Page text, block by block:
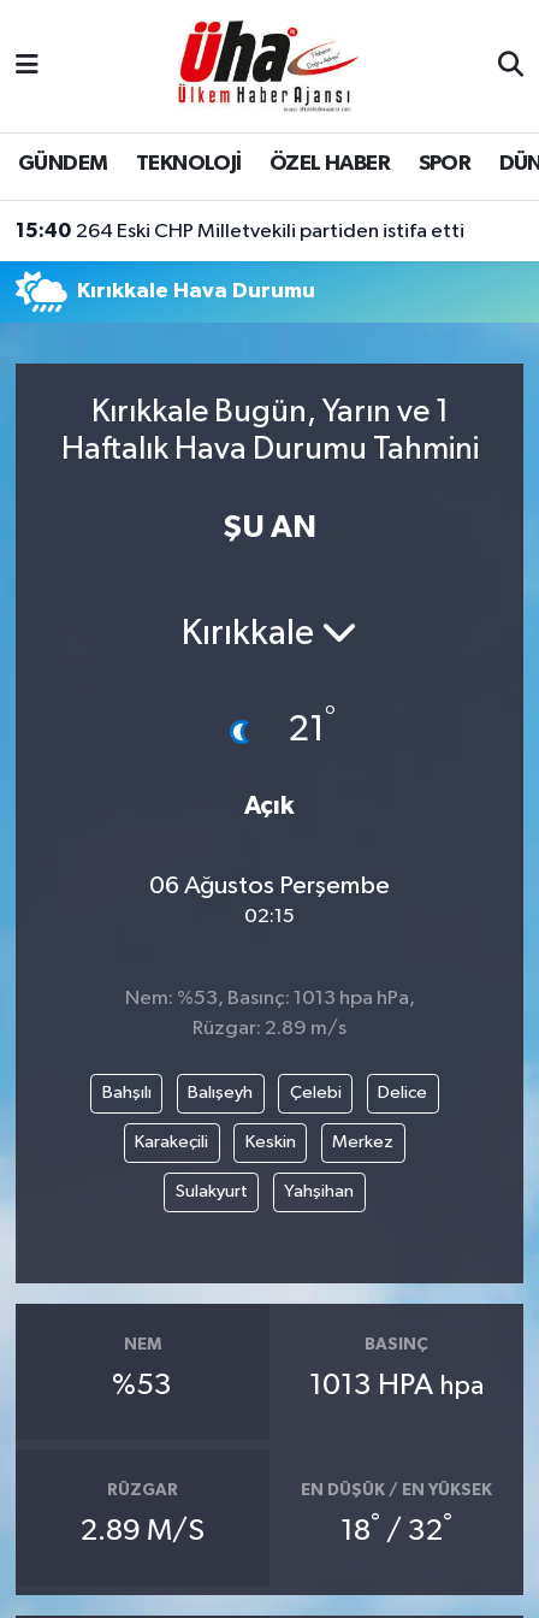
GÜNDEM TEKNOLOJİ ÖZEL HABER SPOR
15:40 264 Eski CHP Milletvekili partiden istifa etti
Kırıkkale Hava Durumu
Kırıkkale Bugün, Yarın ve 1
Haftalık Hava Durumu Tahmini
ŞU AN
Kırıkkale
21 °
Açık
06 Ağustos Perşembe
02:15
Nem: %53, Basınç: 1013 hpa hPa,
Rüzgar: 2.89 m/s
Bahşılı Balışeyh Çelebi Delice
Karakeçili Keskin Merkez
Sulakyurt Yahşihan
NEM
%53
BASINÇ
1013 HPA hpa
RÜZGAR
2.89 M/S
EN DÜŞÜK / EN YÜKSEK
18° / 32°
İstanbul Nöbetçi Eczaneler
İstanbul Hava Durumu
Tüm Manşetler
Son Dakika Haberleri